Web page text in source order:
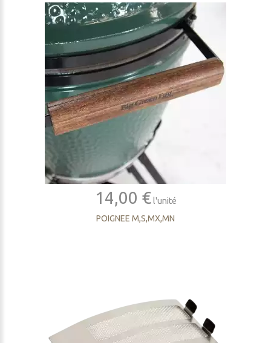
14,00 € l'unité
POIGNEE M,S,MX,MN